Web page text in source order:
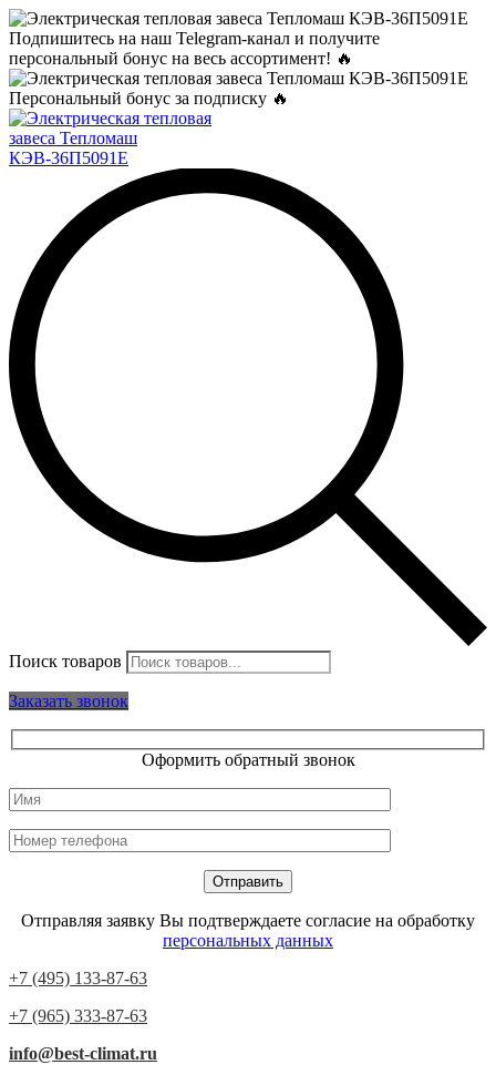
Подпишитесь на наш Telegram-канал и получите
персональный бонус на весь ассортимент! 🔥
Персональный бонус за подписку 🔥
Поиск товаров
Заказать звонок
Оформить обратный звонок
Отправляя заявку Вы подтверждаете согласие на обработку
персональных данных
+7 (495) 133-87-63
+7 (965) 333-87-63
info@best-climat.ru